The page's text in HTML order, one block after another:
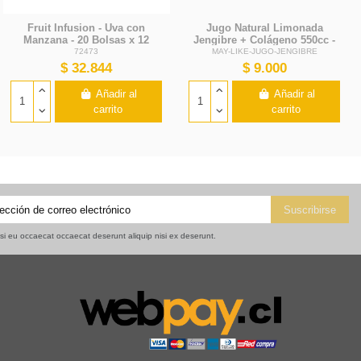
eu occaecat occaecat deserunt aliquip nisi ex deserunt.